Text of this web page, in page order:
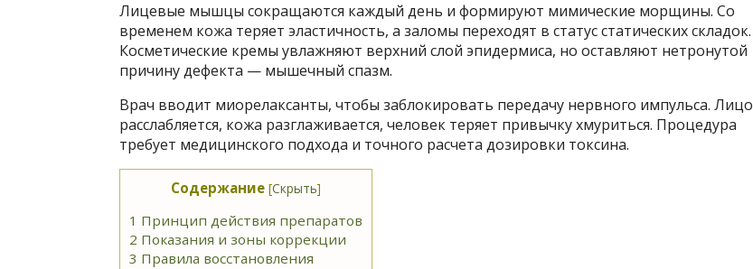
Лицевые мышцы сокращаются каждый день и формируют мимические морщины. Со
временем кожа теряет эластичность, а заломы переходят в статус статических складок.
Косметические кремы увлажняют верхний слой эпидермиса, но оставляют нетронутой
причину дефекта — мышечный спазм.
Врач вводит миорелаксанты, чтобы заблокировать передачу нервного импульса. Лицо
расслабляется, кожа разглаживается, человек теряет привычку хмуриться. Процедура
требует медицинского подхода и точного расчета дозировки токсина.
Содержание [Скрыть]
1 Принцип действия препаратов
2 Показания и зоны коррекции
3 Правила восстановления